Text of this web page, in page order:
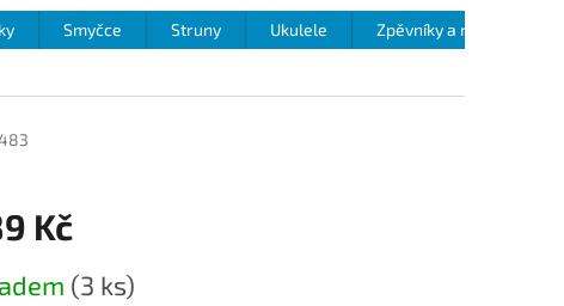
Smyčce Struny Ukulele Zpěvníky a noty
Kč
(3 ks)